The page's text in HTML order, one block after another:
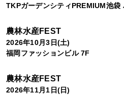
TKPガーデンシティPREMIUM池袋
農林水産FEST
2026年10月3日(土)
福岡ファッションビル 7F
農林水産FEST
2026年11月1日(日)